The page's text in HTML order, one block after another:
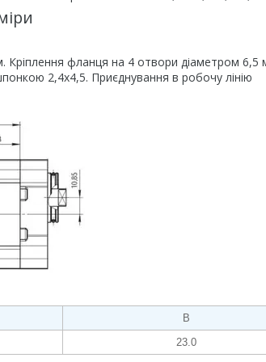
Кріплення фланця на 4 отвори діаметром 6,5
2,4х4,5. Приєднування в робочу лінію
В
23.0